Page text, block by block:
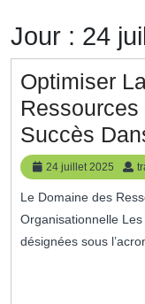
Jour : 24
Optimiser
Succès
24 juillet 2025
24
juillet
2025
Le Domaine des Ressources Humaines : Clé de la Réussite
Organisationnelle
désignées sous